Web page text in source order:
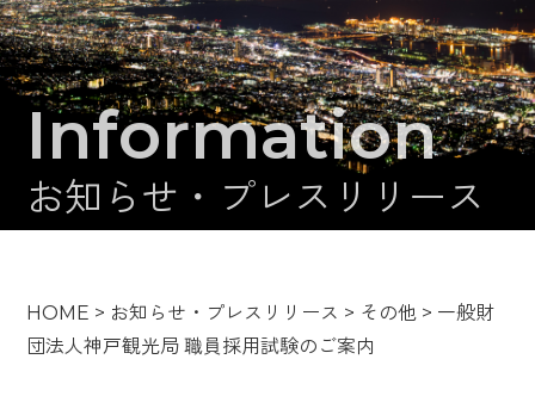
Information
お知らせ・プレスリリース
HOME > お知らせ・プレスリリース > その他 > 一般財
団法人神戸観光局 職員採用試験のご案内